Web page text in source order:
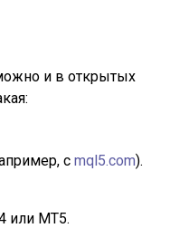
и в открытых
сmql5.com).
или МТ5.